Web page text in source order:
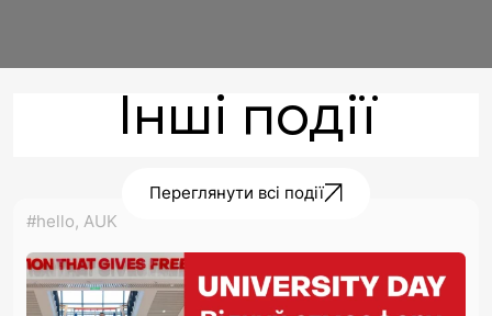
Інші події
Переглянути всі події
#hello, AUK